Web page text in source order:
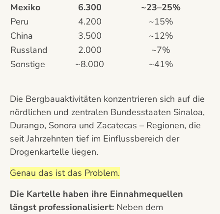
Mexiko
6.300
~23–25%
Peru
4.200
~15%
China
3.500
~12%
Russland
2.000
~7%
Sonstige
~8.000 ~41%
Die Bergbauaktivitäten konzentrieren sich auf die
nördlichen und zentralen Bundesstaaten Sinaloa,
Durango, Sonora und Zacatecas – Regionen, die
seit Jahrzehnten tief im Einflussbereich der
Drogenkartelle liegen.
Genau das ist das Problem.
Die Kartelle haben ihre Einnahmequellen
längst professionalisiert: Neben dem